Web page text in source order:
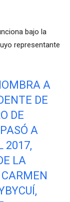
bajo la
representante
A
DE
DE
A
2017,
LA